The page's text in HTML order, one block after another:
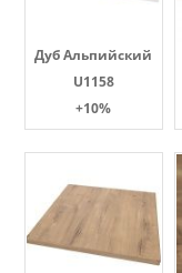
Дуб Альпийский
U1158
+10%